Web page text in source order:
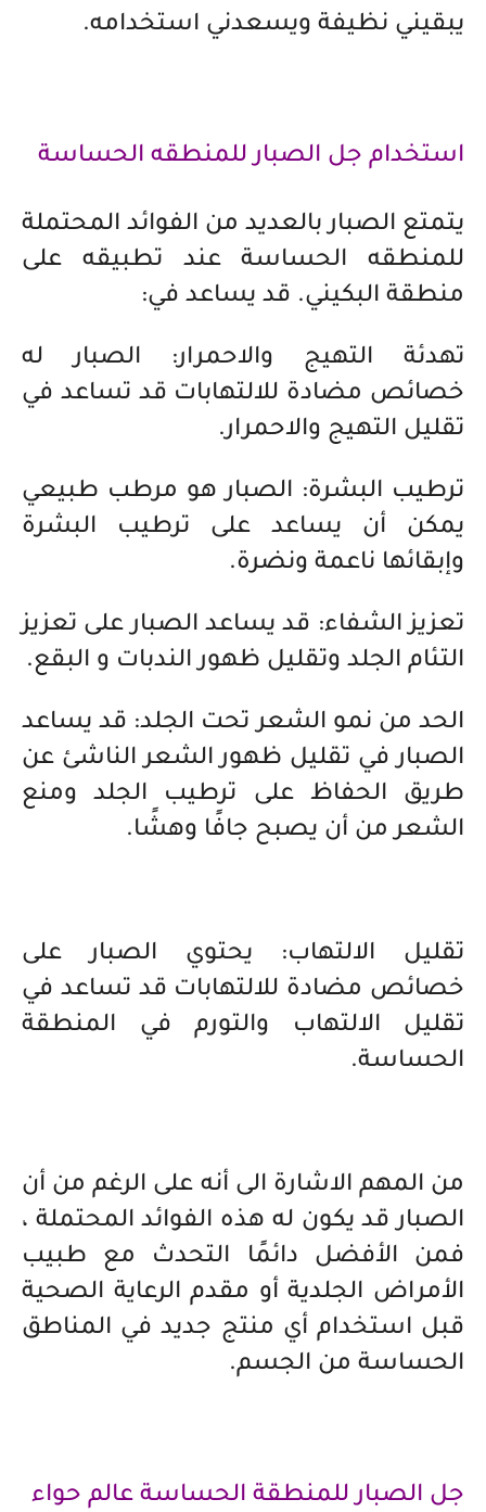
يبقيني نظيفة ويسعدني استخدامه.
استخدام جل الصبار للمنطقه الحساسة
يتمتع الصبار بالعديد من الفوائد المحتملة
للمنطقه الحساسة عند تطبيقه على
منطقة البكيني. قد يساعد في:
تهدئة التهيج والاحمرار: الصبار له
خصائص مضادة للالتهابات قد تساعد في
تقليل التهيج والاحمرار.
ترطيب البشرة: الصبار هو مرطب طبيعي
يمكن أن يساعد على ترطيب البشرة
وإبقائها ناعمة ونضرة.
تعزيز الشفاء: قد يساعد الصبار على تعزيز
التئام الجلد وتقليل ظهور الندبات و البقع.
الحد من نمو الشعر تحت الجلد: قد يساعد
الصبار في تقليل ظهور الشعر الناشئ عن
طريق الحفاظ على ترطيب الجلد ومنع
الشعر من أن يصبح جافًا وهشًا.
تقليل الالتهاب: يحتوي الصبار على
خصائص مضادة للالتهابات قد تساعد في
تقليل الالتهاب والتورم في المنطقة
الحساسة.
من المهم الاشارة الى أنه على الرغم من أن
الصبار قد يكون له هذه الفوائد المحتملة ،
فمن الأفضل دائمًا التحدث مع طبيب
الأمراض الجلدية أو مقدم الرعاية الصحية
قبل استخدام أي منتج جديد في المناطق
الحساسة من الجسم.
جل الصبار للمنطقة الحساسة عالم حواء